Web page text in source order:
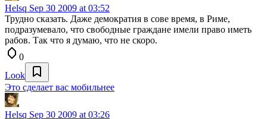
Helsq Sep 30 2009 at 03:52
Трудно сказать. Даже демократия в сове время, в Риме,
подразумевало, что свободные граждане имели право иметь
рабов. Так что я думаю, что не скоро.
0
Look
Это сделает вас мобильнее
Helsq Sep 30 2009 at 03:26